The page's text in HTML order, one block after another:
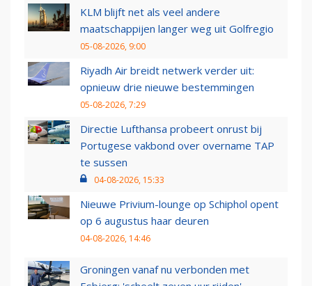
KLM blijft net als veel andere
maatschappijen langer weg uit Golfregio
05-08-2026, 9:00
Riyadh Air breidt netwerk verder uit:
opnieuw drie nieuwe bestemmingen
05-08-2026, 7:29
Directie Lufthansa probeert onrust bij
Portugese vakbond over overname TAP
te sussen
04-08-2026, 15:33
Nieuwe Privium-lounge op Schiphol opent
op 6 augustus haar deuren
04-08-2026, 14:46
Groningen vanaf nu verbonden met